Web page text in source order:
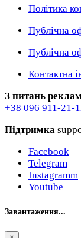
Політика
Публічна
Публічна
Контактна
З питань
+38 096 911-21-
Підтримка
Facebook
Telegram
Instagramm
Youtube
Завантаження...